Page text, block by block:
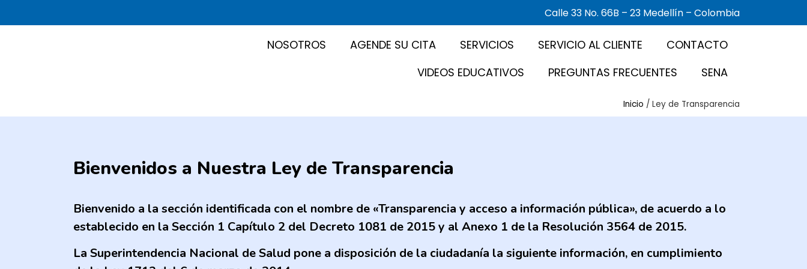
Calle 33 No. 66B – 23 Medellín – Colombia
NOSOTROS AGENDE SU CITA SERVICIOS SERVICIO AL CLIENTE
CONTACTO
VIDEOS EDUCATIVOS
PREGUNTAS FRECUENTES SENA
Inicio / Ley de Transparencia
Bienvenidos a Nuestra Ley de Transparencia
Bienvenido a la sección identificada con el nombre de «Transparencia y acceso a información pública», de acuerdo a lo
establecido en la Sección 1 Capítulo 2 del Decreto 1081 de 2015 y al Anexo 1 de la Resolución 3564 de 2015.
La Superintendencia Nacional de Salud pone a disposición de la ciudadanía la siguiente información, en cumplimiento